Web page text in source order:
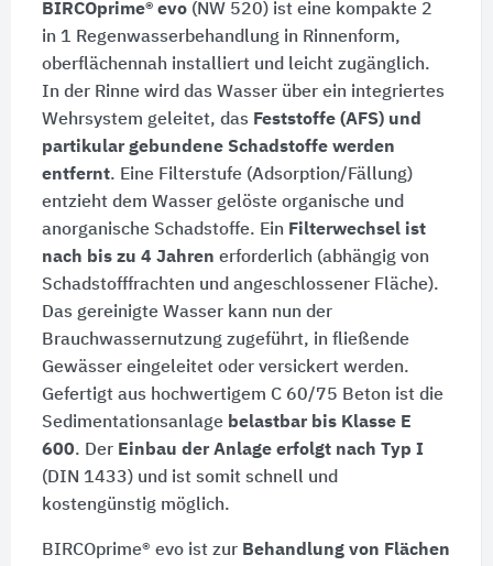
BIRCOprime® evo(NW 520) ist eine kompakte 2
in 1 Regenwasserbehandlung in Rinnenform,
oberflächennah installiert und leicht zugänglich.
In der Rinne wird das Wasser über ein integriertes
Wehrsystem geleitet, das Feststoffe (AFS) und
partikular gebundene Schadstoffe werden
entfernt. Eine Filterstufe (Adsorption/Fällung)
entzieht dem Wasser gelöste organische und
anorganische Schadstoffe. Ein Filterwechsel ist
nach bis zu 4 Jahren erforderlich (abhängig von
Schadstofffrachten und angeschlossener Fläche).
Das gereinigte Wasser kann nun der
Brauchwassernutzung zugeführt, in fließende
Gewässer eingeleitet oder versickert werden.
Gefertigt aus hochwertigem C 60/75 Beton ist die
Sedimentationsanlage belastbar bis Klasse E
600. Der Einbau der Anlage erfolgt nach Typ I
(DIN 1433) und ist somit schnell und
kostengünstig möglich.
BIRCOprime® evo ist zur Behandlung von Flächen